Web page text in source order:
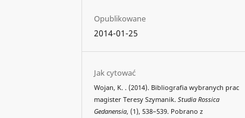
Opublikowane
2014-01-25
Jak cytować
Wojan, K. . (2014). Bibliografia wybranych prac
magister Teresy Szymanik.Studia Rossica
Gedanensia, (1), 538–539. Pobrano z